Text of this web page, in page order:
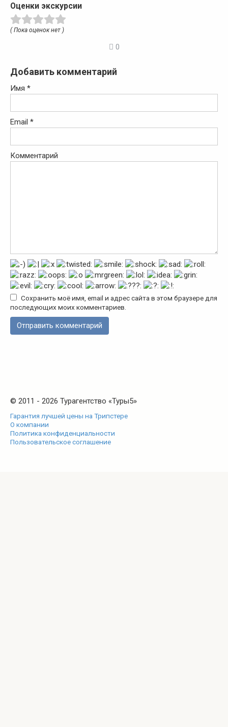
Оценки экскурсии
( Пока оценок нет )
0
Добавить комментарий
Имя *
Email *
Комментарий
Сохранить моё имя, email и адрес сайта в этом браузере для
последующих моих комментариев.
© 2011 - 2026 Турагентство «Туры5»
Гарантия лучшей цены на Трипстере
О компании
Политика конфиденциальности
Пользовательское соглашение